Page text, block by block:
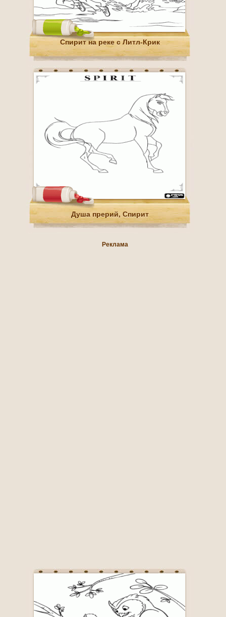
Спирит на реке с Литл-Крик
Душа прерий, Спирит
Реклама